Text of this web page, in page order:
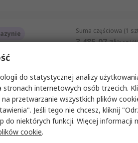
węgla, Tlen
6362
2AS
Suma częściowa (1
3 485,07 zł(bez
do statystycznej analizy
stronach internetowych osób trzecich.
przetwarzanie wszystkich plików
Jeśli tego nie chcesz, kliknij
do niektórych funkcji. Więcej informacji
cookie.